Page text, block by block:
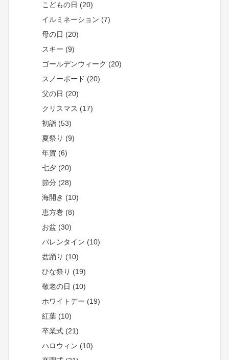
こどもの日 (20)
イルミネーション (7)
母の日 (20)
スキー (9)
ゴールデンウィーク (20)
スノーボード (20)
父の日 (20)
クリスマス (17)
初詣 (53)
夏祭り (9)
年賀 (6)
七夕 (20)
節分 (28)
海開き (10)
恵方巻 (8)
お盆 (30)
バレンタイン (10)
盆踊り (10)
ひな祭り (19)
敬老の日 (10)
ホワイトデー (19)
紅葉 (10)
卒業式 (21)
ハロウィン (10)